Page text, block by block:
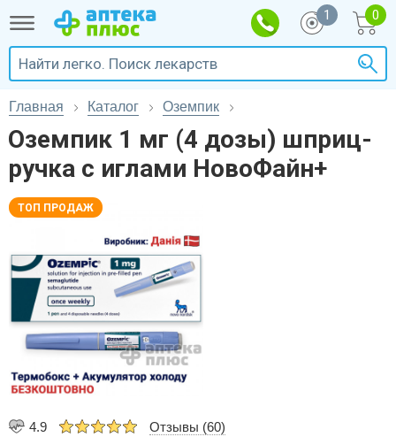
1
Главная Каталог Оземпик
Оземпик 1 мг (4 дозы) шприц-
ручка с иглами НовоФайн+
4.9 Отзывы (60)